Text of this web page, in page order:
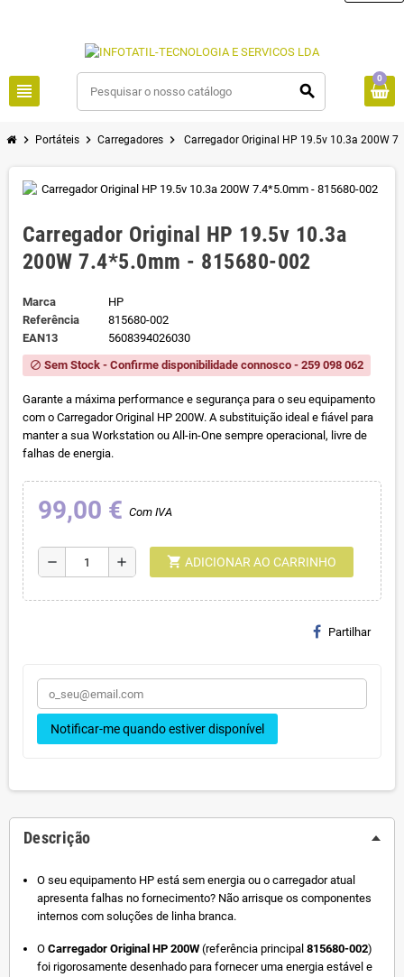
view_headline search
0
chevron_right Portáteis chevron_right Carregadores chevron_right Carregador Original HP 19.5v 10.3a 200W
Carregador Original HP 19.5v 10.3a
200W 7.4*5.0mm - 815680-002
Marca
HP
Referência
815680-002
EAN13
5608394026030
block Sem Stock - Confirme disponibilidade connosco - 259 098 062
Garante a máxima performance e segurança para o seu equipamento
com o Carregador Original HP 200W. A substituição ideal e fiável para
manter a sua Workstation ou All-in-One sempre operacional, livre de
falhas de energia.
99,00 € Com IVA
remove add shopping_cart ADICIONAR AO CARRINHO
Partilhar
Notificar-me quando estiver disponível
Descrição
O seu equipamento HP está sem energia ou o carregador atual
apresenta falhas no fornecimento? Não arrisque os componentes
internos com soluções de linha branca.
O Carregador Original HP 200W (referência principal 815680-002)
foi rigorosamente desenhado para fornecer uma energia estável e